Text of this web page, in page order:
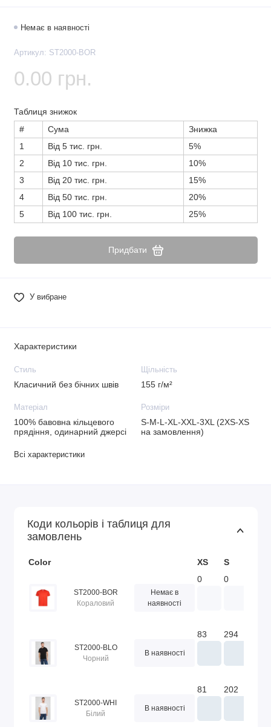
Немає в наявності
Артикул: ST2000-BOR
0.00 грн.
Таблиця знижок
#
Сума
Знижка
1
Від 5 тис. грн.
5%
2
Від 10 тис. грн.
10%
3
Від 20 тис. грн.
15%
4
Від 50 тис. грн.
20%
5
Від 100 тис. грн. 25%
Придбати
У вибране
Характеристики
Стиль
Класичний без бічних швів
Щільність
155 г/м²
Матеріал
100% бавовна кільцевого
прядіння, одинарний джерсі
Розміри
S-M-L-XL-XXL-3XL (2XS-XS
на замовлення)
Всі характеристики
Коди кольорів і таблиця для
замовлень
Color XS S
ST2000-BOR
Кораловий
Немає в
наявності
0 0
ST2000-BLO
Чорний
В наявності
83 294
ST2000-WHI
Білий
В наявності
81 202